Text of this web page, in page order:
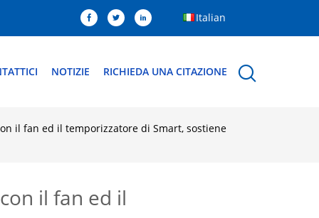
Italian
NOTIZIE RICHIEDA UNA CITAZIONE
il fan ed il temporizzatore di Smart, sostiene
il fan ed il